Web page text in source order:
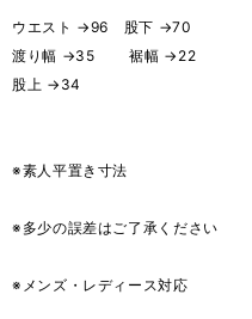
ウエスト →96 股下 →70
渡り幅 →35 裾幅 →22
股上 →34
※素人平置き寸法
※多少の誤差はご了承ください
※メンズ・レディース対応